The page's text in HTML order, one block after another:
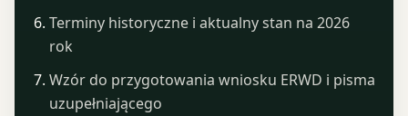
Terminy historyczne i aktualny stan na 2026
rok
Wzór do przygotowania wniosku ERWD i pisma
uzupełniającego